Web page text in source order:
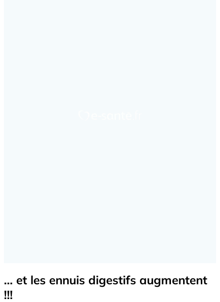
... et les ennuis digestifs augmentent
!!!